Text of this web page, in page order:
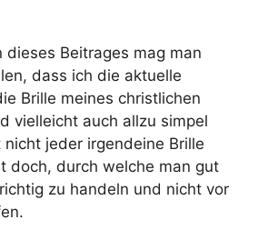
dieses Beitrages mag man
dass ich die aktuelle
Brille meines christlichen
vielleicht auch allzu simpel
jeder irgendeine Brille
doch, durch welche man gut
zu handeln und nicht vor